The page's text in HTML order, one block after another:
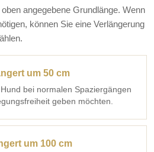
angegebene Grundlänge. Wenn
können Sie eine Verlängerung
um 50 cm
bei normalen Spaziergängen
geben möchten.
um 100 cm